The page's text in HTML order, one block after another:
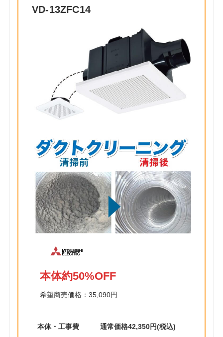
VD-13ZFC14
本体約50%OFF
希望商売価格：35,090円
本体・工事費
通常価格42,350円(税込)